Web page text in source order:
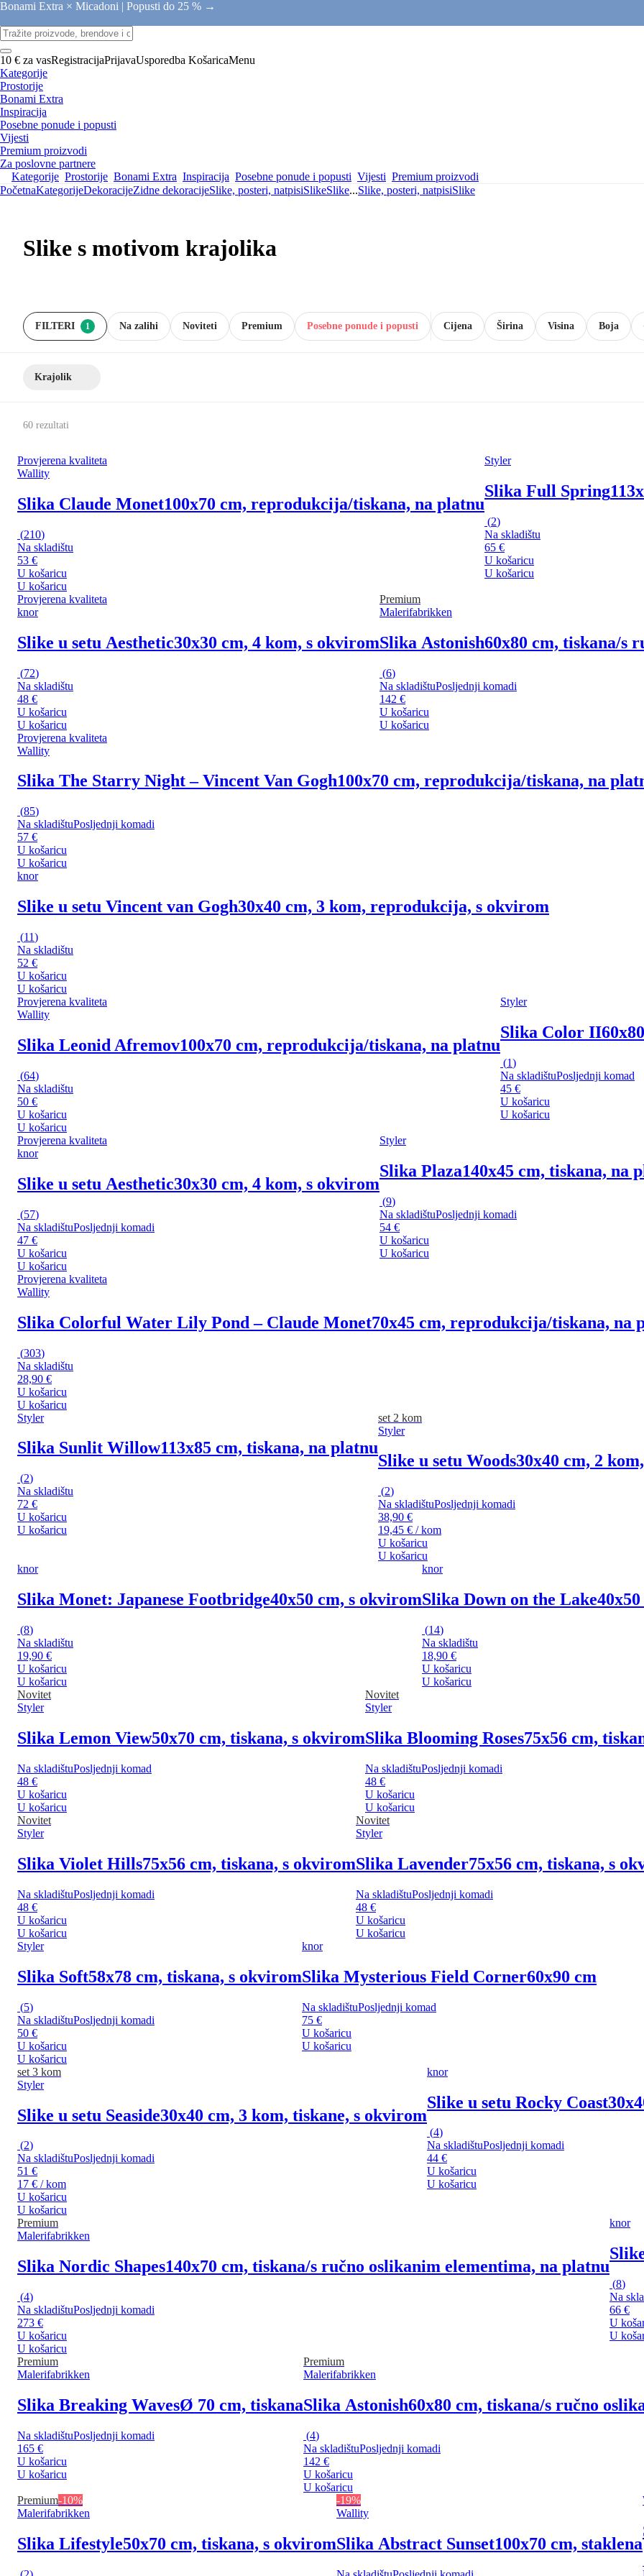
Bonami Extra × Micadoni | Popusti do 25 % →
10 € za vasRegistracijaPrijavaUsporedba KošaricaMenu
Kategorije
Prostorije
Bonami Extra
Inspiracija
Posebne ponude i popusti
Vijesti
Premium proizvodi
Za poslovne partnere
Kategorije Prostorije Bonami Extra Inspiracija Posebne ponude i popusti Vijesti Premium proizvodi
PočetnaKategorijeDekoracijeZidne dekoracijeSlike, posteri, natpisiSlikeSlike...Slike, posteri, natpisiSlike
Slike s motivom krajolika
FILTERI 1 Premium
Noviteti Posebne ponude i popusti
Na zalihi Cijena Širina Visina Boja
Krajolik
60 rezultati
Provjerena kvaliteta
Wallity
Slika Claude Monet100x70 cm, reprodukcija/tiskana, na platnu
(210)
Na skladištu
53 €
U košaricu
U košaricu
Styler
Slika Full Spring
(2)
Na skladištu
65 €
U košaricu
U košaricu
Provjerena kvaliteta
knor
Slike u setu Aesthetic30x30 cm, 4 kom, s okvirom
(72)
Na skladištu
48 €
U košaricu
U košaricu
Premium
Malerifabrikken
Slika Astonish60x80 cm, tiskana/s
(6)
Na skladištuPosljednji komadi
142 €
U košaricu
U košaricu
Provjerena kvaliteta
Wallity
Slika The Starry Night – Vincent Van Gogh100x70 cm, reprodukcija/tiskana, na
(85)
Na skladištuPosljednji komadi
57 €
U košaricu
U košaricu
knor
Slike u setu Vincent van Gogh30x40 cm, 3 kom, reprodukcija, s okvirom
(11)
Na skladištu
52 €
U košaricu
U košaricu
Provjerena kvaliteta
Wallity
Slika Leonid Afremov100x70 cm, reprodukcija/tiskana, na platnu
(64)
Na skladištu
50 €
U košaricu
U košaricu
Styler
Slika Color II
(1)
Na skladištuPosljednji komad
45 €
U košaricu
U košaricu
Provjerena kvaliteta
knor
Slike u setu Aesthetic30x30 cm, 4 kom, s okvirom
(57)
Na skladištuPosljednji komadi
47 €
U košaricu
U košaricu
Styler
Slika Plaza140x45 cm, tiskana, na
(9)
Na skladištuPosljednji komadi
54 €
U košaricu
U košaricu
Provjerena kvaliteta
Wallity
Slika Colorful Water Lily Pond – Claude Monet70x45 cm, reprodukcija/tiskana, na
(303)
Na skladištu
28,90 €
U košaricu
U košaricu
Styler
Slika Sunlit Willow113x85 cm, tiskana, na platnu
(2)
Na skladištu
72 €
U košaricu
U košaricu
set 2 kom
Styler
Slike u setu Woods30x40 cm, 2
(2)
Na skladištuPosljednji komadi
38,90 €
19,45 € / kom
U košaricu
U košaricu
knor
Slika Monet: Japanese Footbridge40x50 cm, s okvirom
(8)
Na skladištu
19,90 €
U košaricu
U košaricu
knor
Slika Down on the Lake
(14)
Na skladištu
18,90 €
U košaricu
U košaricu
Novitet
Styler
Slika Lemon View50x70 cm, tiskana, s okvirom
Na skladištuPosljednji komad
48 €
U košaricu
U košaricu
Novitet
Styler
Slika Blooming Roses75x56 cm,
Na skladištuPosljednji komadi
48 €
U košaricu
U košaricu
Novitet
Styler
Slika Violet Hills75x56 cm, tiskana, s okvirom
Na skladištuPosljednji komadi
48 €
U košaricu
U košaricu
Novitet
Styler
Slika Lavender75x56 cm, tiskana, s
Na skladištuPosljednji komadi
48 €
U košaricu
U košaricu
Styler
Slika Soft58x78 cm, tiskana, s okvirom
(5)
Na skladištuPosljednji komadi
50 €
U košaricu
U košaricu
knor
Slika Mysterious Field Corner60x90 cm
Na skladištuPosljednji komad
75 €
U košaricu
U košaricu
set 3 kom
Styler
Slike u setu Seaside30x40 cm, 3 kom, tiskane, s okvirom
(2)
Na skladištuPosljednji komadi
51 €
17 € / kom
U košaricu
U košaricu
knor
Slike u setu Rocky Coast
(4)
Na skladištuPosljednji komadi
44 €
U košaricu
U košaricu
Premium
Malerifabrikken
Slika Nordic Shapes140x70 cm, tiskana/s ručno oslikanim elementima, na platnu
(4)
Na skladištuPosljednji komadi
273 €
U košaricu
U košaricu
knor
(8)
Na
66 €
U
U
Premium
Malerifabrikken
Slika Breaking WavesØ 70 cm, tiskana
Na skladištuPosljednji komadi
165 €
U košaricu
U košaricu
Premium
Malerifabrikken
Slika Astonish60x80 cm, tiskana/s ručno
(4)
Na skladištuPosljednji komadi
142 €
U košaricu
U košaricu
Premium-10%
Malerifabrikken
Slika Lifestyle50x70 cm, tiskana, s okvirom
-19%
Wallity
Slika Abstract Sunset100x70 cm, staklena